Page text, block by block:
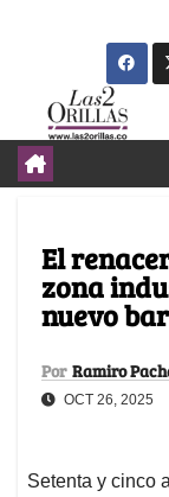
El
zona
nuevo
Por Ramiro
OCT 26, 2025
Setenta y cinco